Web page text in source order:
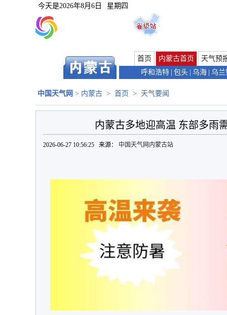
今天是2026年8月6日 星期四
首页 内蒙古首页
天气预
呼和浩特 包头 乌海 乌兰
中国天气网 > 内蒙古 > 首页 > 天气要闻
内蒙古多地迎高温 东部多雨
2026-06-27 10:56:25 来源： 中国天气网内蒙古站